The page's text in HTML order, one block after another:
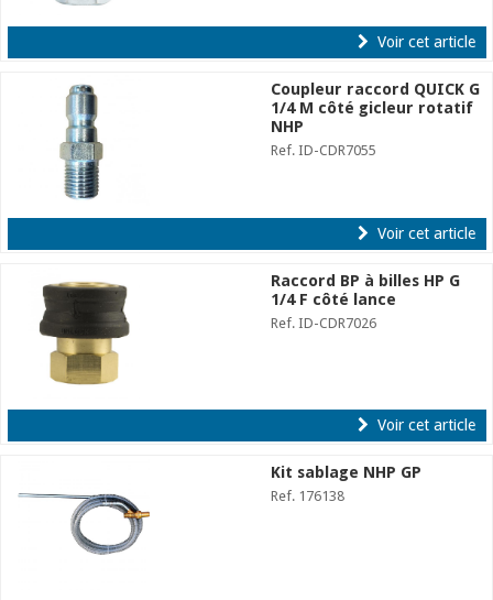
Voir cet article
Coupleur raccord QUICK G
1/4 M côté gicleur rotatif
NHP
Ref. ID-CDR7055
Voir cet article
Raccord BP à billes HP G
1/4 F côté lance
Ref. ID-CDR7026
Voir cet article
Kit sablage NHP GP
Ref. 176138